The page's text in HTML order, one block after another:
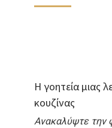
Η γοητεία μιας
κουζίνας
Ανακαλύψτε την